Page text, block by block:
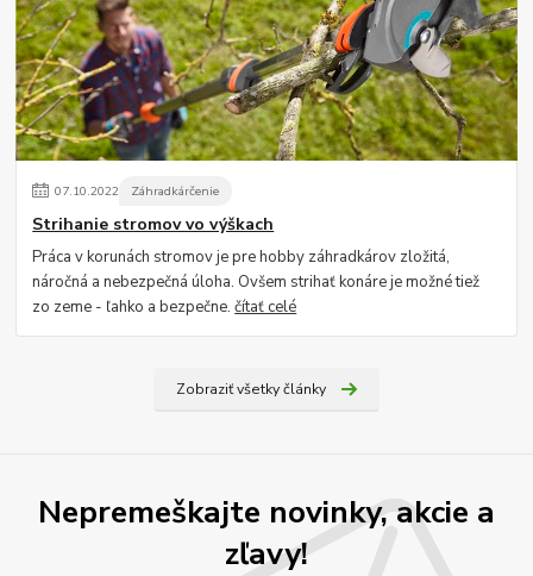
07.10.2022 Záhradkárčenie
Strihanie stromov vo výškach
Práca v korunách stromov je pre hobby záhradkárov zložitá,
náročná a nebezpečná úloha. Ovšem strihať konáre je možné tiež
zo zeme - ľahko a bezpečne.čítať celé
Zobraziť všetky články
Nepremeškajte novinky, akcie a
zľavy!